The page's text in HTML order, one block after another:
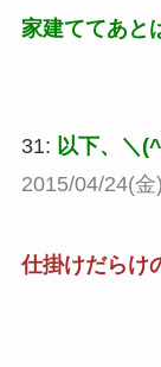
家建ててあと
31: 以下、＼
2015/04/24(
仕掛けだらけ